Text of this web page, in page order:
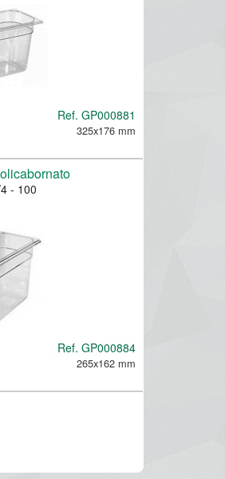
Ref. GP000881
325x176 mm
Ref. GP000884
265x162 mm
- 100